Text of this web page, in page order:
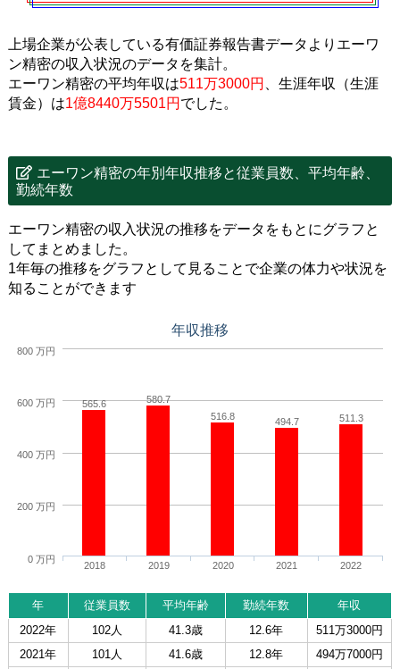
上場企業が公表している有価証券報告書データよりエーワ
ン精密の収入状況のデータを集計。
エーワン精密の平均年収は511万3000円
、生涯年収（生涯
賃金）は1億8440万5501円 でした。
エーワン精密の年別年収推移と従業員数、平均年齢、
勤続年数
エーワン精密の収入状況の推移をデータをもとにグラフと
してまとめました。
1年毎の推移をグラフとして見ることで企業の体力や状況を
知ることができます
年収推移
565.6
580.7
516.8
494.7 511.3
2018 2019 2020 2021 2022
0 万円
200 万円
400 万円
600 万円
800 万円
年 従業員数 平均年齢 勤続年数
年収
2022年
102人 41.3歳 12.6年
511万3000円
2021年
101人 41.6歳 12.8年 494万7000円